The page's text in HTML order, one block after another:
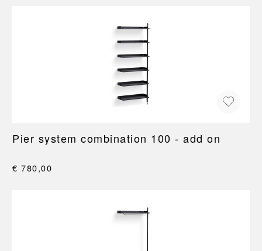
Pier system combination 100 - add on
€ 780,00